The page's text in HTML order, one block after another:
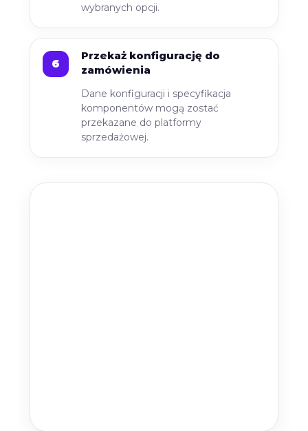
wybranych opcji.
Przekaż konfigurację do
zamówienia
Dane konfiguracji i specyfikacja
komponentów mogą zostać
przekazane do platformy
sprzedażowej.